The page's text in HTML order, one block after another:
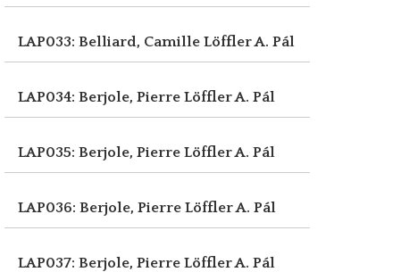
LAP033: Belliard, Camille Löffler A. Pál
LAP034: Berjole, Pierre Löffler A. Pál
LAP035: Berjole, Pierre Löffler A. Pál
LAP036: Berjole, Pierre Löffler A. Pál
LAP037: Berjole, Pierre Löffler A. Pál